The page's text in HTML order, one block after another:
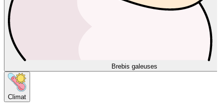
Brebis galeuses
Climat